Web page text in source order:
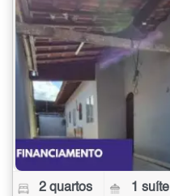
2 quartos 1 suíte